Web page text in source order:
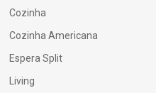
Cozinha
Cozinha Americana
Espera Split
Living